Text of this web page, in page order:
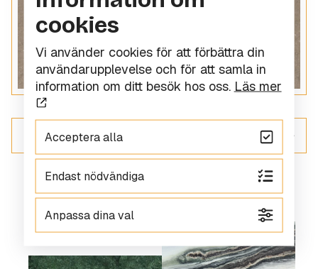
ALLT INOM KOMPOSITSTEN
cookies
Vi använder cookies för att förbättra din
användarupplevelse och för att samla in
information om ditt besök hos oss. Läs mer
Acceptera alla
Endast nödvändiga
Anpassa dina val